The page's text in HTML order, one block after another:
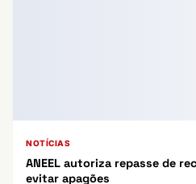
NOTÍCIAS
ANEEL autoriza repasse de
evitar apagões